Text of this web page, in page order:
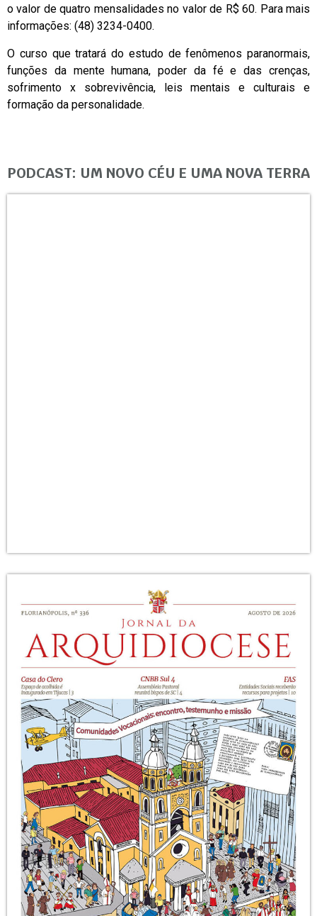
o valor de quatro mensalidades no valor de R$ 60. Para mais
informações: (48) 3234-0400.
O curso que tratará do estudo de fenômenos paranormais,
funções da mente humana, poder da fé e das crenças,
sofrimento x sobrevivência, leis mentais e culturais e
formação da personalidade.
PODCAST: UM NOVO CÉU E UMA NOVA TERRA